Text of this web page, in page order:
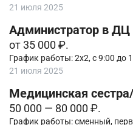
21 июля 2025
Администратор в ДЦ
от 35 000 ₽.
График работы: 2х2, с 9:00 до
21 июля 2025
Медицинская
50 000 — 80 000 ₽.
График работы: сменный,